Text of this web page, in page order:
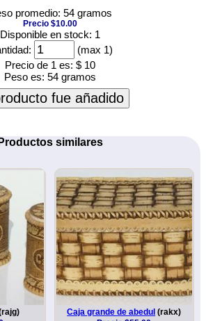
promedio: 54 gramos
Precio $10.00
Disponible en stock: 1
(max 1)
Precio de 1 es: $ 10
Peso es: 54 gramos
fue añadido
Productos similares
Caja grande de abedul (rakx)